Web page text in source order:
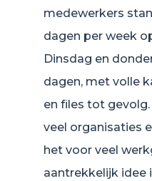
medewerkers
dagen per week
Dinsdag en
dagen, met volle
en files tot
veel organisaties
het voor veel
aantrekkelijk idee